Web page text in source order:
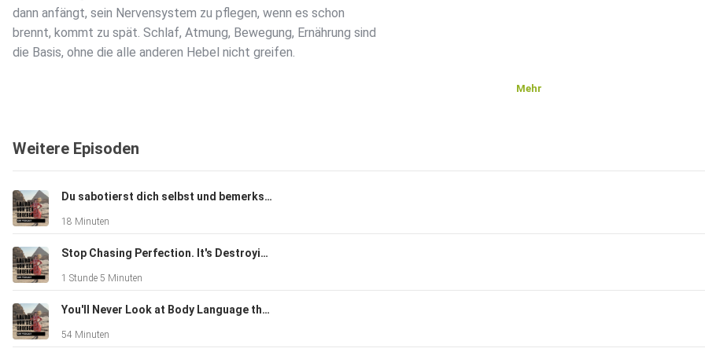
dann anfängt, sein Nervensystem zu pflegen, wenn es schon
brennt, kommt zu spät. Schlaf, Atmung, Bewegung, Ernährung sind
die Basis, ohne die alle anderen Hebel nicht greifen.
Ein Lebensbereich ist Roulette. Wer sich
nur über die Gesundheit), hat einen Tisch mit nur einem Bein.
Bricht der, fällt alles. Mehrere Beine = Stabilität.
"Warum X und nicht 0?" Die wichtigste
automatisch in Dankbarkeit und macht sichtbar, was schon da
ist.
Mehr
Weitere Episoden
Du sabotierst dich selbst und bemerkst es nicht
18 Minuten
Stop Chasing Perfection. It's Destroying Your Life.. Interview with Jeff Zeig
1 Stunde 5 Minuten
You'll Never Look at Body Language the Same Way Again. Interview with Bodylanguage expert Jan Hogrefe
54 Minuten